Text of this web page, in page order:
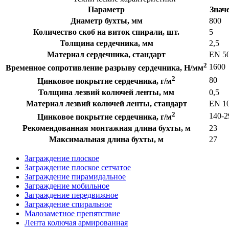
Параметр
Диаметр бухты, мм
800
Количество скоб на виток спирали, шт.
5
Толщина сердечника, мм
2,5
Материал сердечника, стандарт
EN
Временное сопротивление разрыву сердечника, Н/мм2 1600
Цинковое покрытие сердечника, г/м2
80
Толщина лезвий колючей ленты, мм
0,5
Материал лезвий колючей ленты, стандарт
EN
Цинковое покрытие сердечника, г/м2
140-
Рекомендованная монтажная длина бухты, м
23
Максимальная длина бухты, м
27
Заграждение плоское
Заграждение плоское сетчатое
Заграждение пирамидальное
Заграждение мобильное
Заграждение передвижное
Заграждение спиральное
Малозаметное препятствие
Лента колючая армированная